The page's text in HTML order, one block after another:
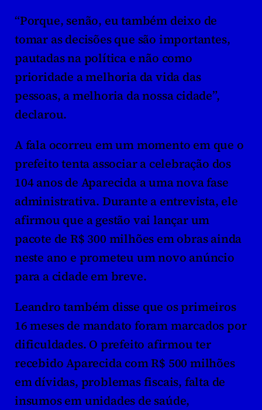
“Porque, senão, eu também deixo de
tomar as decisões que são importantes,
pautadas na política e não como
prioridade a melhoria da vida das
pessoas, a melhoria da nossa cidade”,
declarou.
A fala ocorreu em um momento em que o
prefeito tenta associar a celebração dos
104 anos de Aparecida a uma nova fase
administrativa. Durante a entrevista, ele
afirmou que a gestão vai lançar um
pacote de R$ 300 milhões em obras ainda
neste ano e prometeu um novo anúncio
para a cidade em breve.
Leandro também disse que os primeiros
16 meses de mandato foram marcados por
dificuldades. O prefeito afirmou ter
recebido Aparecida com R$ 500 milhões
em dívidas, problemas fiscais, falta de
insumos em unidades de saúde,